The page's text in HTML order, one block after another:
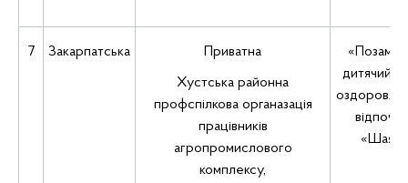
7 Закарпатська Приватна
Хустська районна
профспілкова органазація
працівників
агропромислового
комплексу,
дитячий